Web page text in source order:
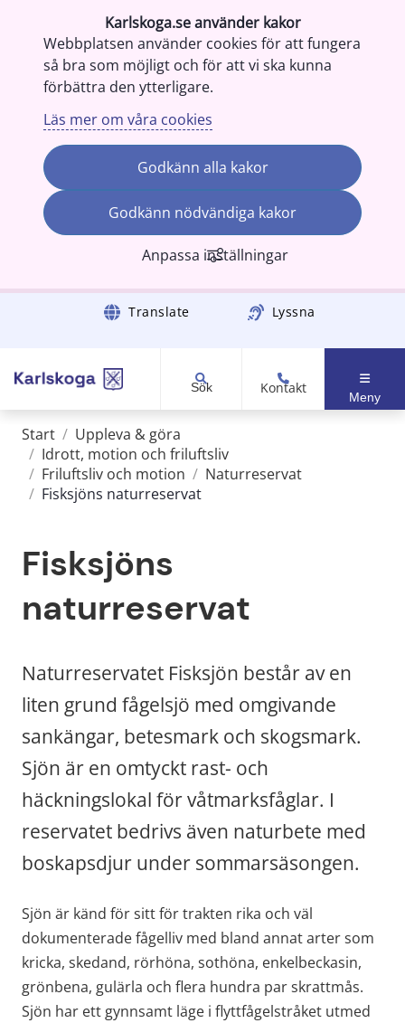
Karlskoga.se använder kakor
Webbplatsen använder cookies för att fungera
så bra som möjligt och för att vi ska kunna
förbättra den ytterligare.
Läs mer om våra cookies
Godkänn alla kakor
Godkänn nödvändiga kakor
Anpassa inställningar
Gå till innehåll Translate Lyssna
Sök Kontakt
Meny
Start / Uppleva & göra
/ Idrott, motion och friluftsliv
/ Friluftsliv och motion / Naturreservat
/ Fisksjöns naturreservat
Fisksjöns
naturreservat
Naturreservatet Fisksjön består av en
liten grund fågelsjö med omgivande
sankängar, betesmark och skogsmark.
Sjön är en omtyckt rast- och
häckningslokal för våtmarksfåglar. I
reservatet bedrivs även naturbete med
boskapsdjur under sommarsäsongen.
Sjön är känd för sitt för trakten rika och väl
dokumenterade fågelliv med bland annat arter som
kricka, skedand, rörhöna, sothöna, enkelbeckasin,
grönbena, gulärla och flera hundra par skrattmås.
Sjön har ett gynnsamt läge i flyttfågelstråket utmed